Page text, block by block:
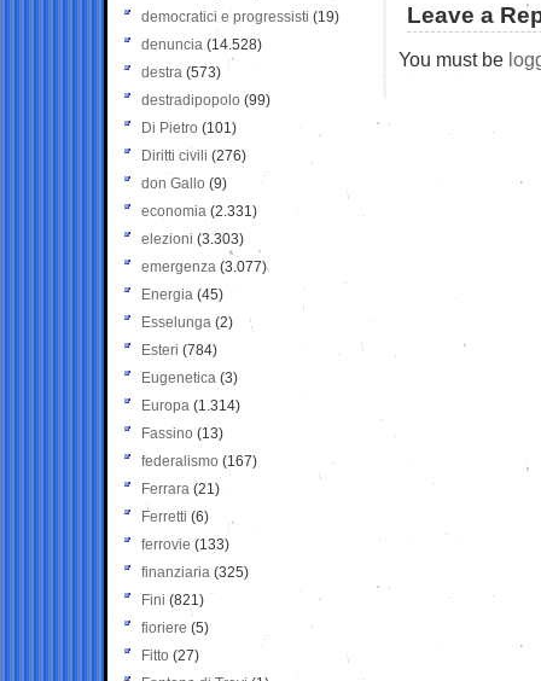
Leave a
You must be
democratici e progressisti (19)
denuncia (14.528)
destra (573)
destradipopolo (99)
Di Pietro (101)
Diritti civili (276)
don Gallo (9)
economia (2.331)
elezioni (3.303)
emergenza (3.077)
Energia (45)
Esselunga (2)
Esteri (784)
Eugenetica (3)
Europa (1.314)
Fassino (13)
federalismo (167)
Ferrara (21)
Ferretti (6)
ferrovie (133)
finanziaria (325)
Fini (821)
fioriere (5)
Fitto (27)